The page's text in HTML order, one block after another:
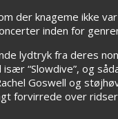
der knageme ikke
inden for
lydtryk fra deres
“Slowdive”, og
Goswell og
forvirrede over